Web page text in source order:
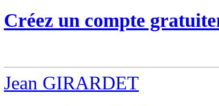
Créez un compte
Jean GIRARDET